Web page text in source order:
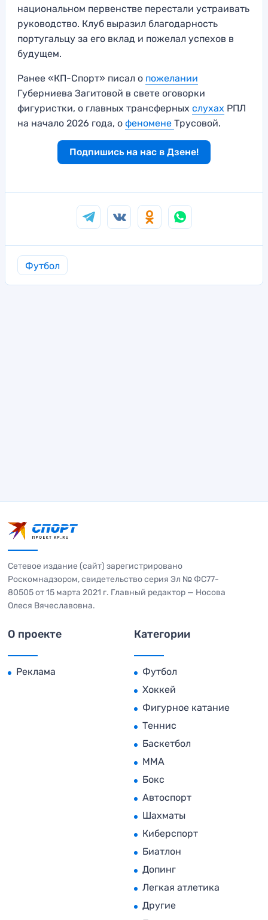
национальном первенстве перестали устраивать
руководство. Клуб выразил благодарность
португальцу за его вклад и пожелал успехов в
будущем.
Ранее «КП-Спорт» писал о пожелании
Губерниева Загитовой в свете оговорки
фигуристки, о главных трансферных слухах РПЛ
на начало 2026 года, о феномене Трусовой.
Подпишись на нас в Дзене!
Футбол
Сетевое издание (сайт) зарегистрировано
Роскомнадзором, свидетельство серия Эл № ФС77-
80505 от 15 марта 2021 г. Главный редактор — Носова
Олеся Вячеславовна.
О проекте
Реклама
Категории
Футбол
Хоккей
Фигурное катание
Теннис
Баскетбол
MMA
Бокс
Автоспорт
Шахматы
Киберспорт
Биатлон
Допинг
Легкая атлетика
Другие